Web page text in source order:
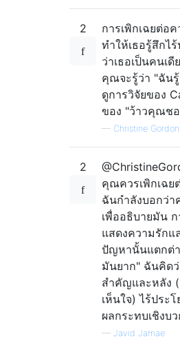
2
การเพิกเฉยต่อ
ทำให้เธอรู้สึกไ
ว่าเธอเป็นคนเ
คุณจะรู้ว่า "ฉัน
ดูการวิจัยของ
ของ "ว้าวคุณช
— Christine Gordon
2
คุณควรเพิกเฉย
ฉันกำลังบอกว่า
เพื่ออธิบายมัน
แสดงความรักแ
ปัญหานั้นแตกต่า
มันยาก" ฉันคิดว่
สำคัญและหลัง
เห็นใจ) ไร้ประ
ผลกระทบเชิงบ
— Javid Jamae